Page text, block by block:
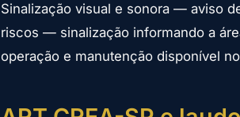
Sinalização visual e sonora — aviso
riscos — sinalização informando a
operação e manutenção disponível